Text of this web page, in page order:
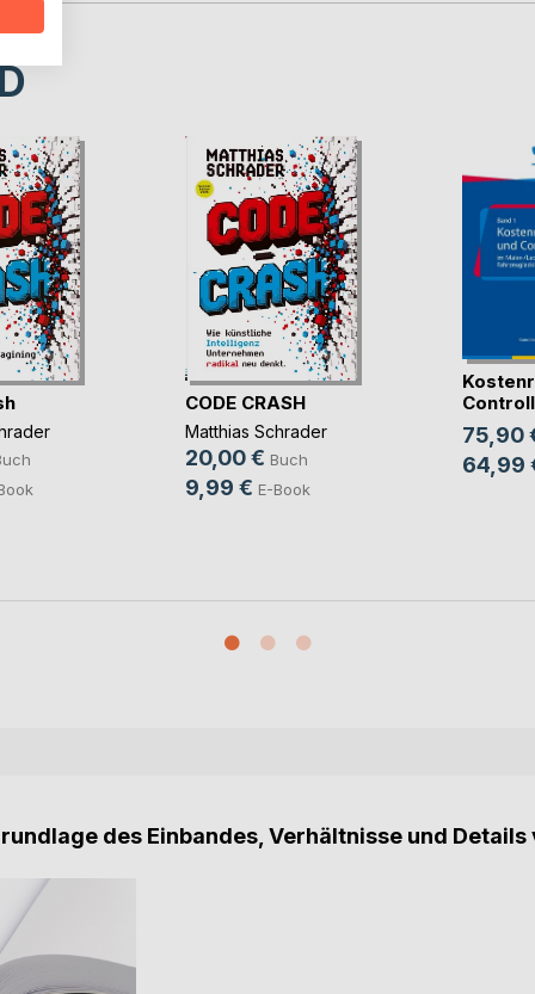
CODE CRASH
Matthias Schrader
20,00 € Buch
9,99 € E-Book
75,90
64,99
des Einbandes, Verhältnisse und